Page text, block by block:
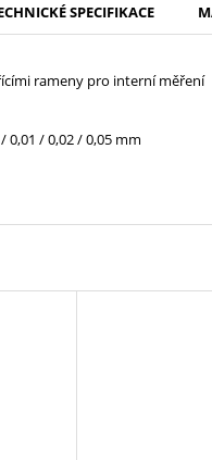
SPECIFIKACE
rameny pro interní měření
0,01 / 0,02 / 0,05 mm